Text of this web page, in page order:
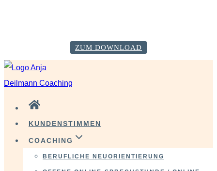
ZUM DOWNLOAD
Zum
Inhalt
KUNDENSTIMMEN
COACHING
BERUFLICHE NEUORIENTIERUNG